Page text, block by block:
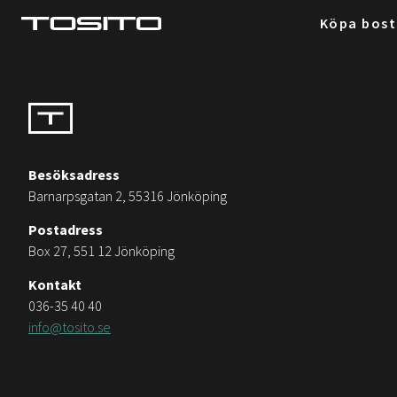
Köpa
Besöksadress
Barnarpsgatan 2, 55316 Jönköping
Postadress
Box 27, 551 12 Jönköping
Kontakt
036-35 40 40
info@tosito.se